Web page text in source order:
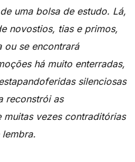
uma bolsa de estudo. Lá,
novostios, tias e primos,
ou se encontrará
há muito enterradas,
silenciosas
reconstrói as
muitas vezes contraditórias